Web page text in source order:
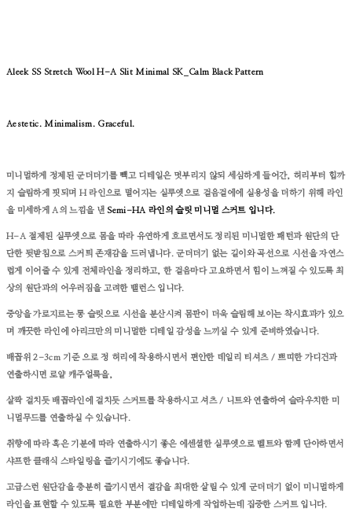
Aleek SS Stretch Wool H-A Slit Minimal SK_Calm Black Pattern
Aestetic. Minimalism. Graceful.
미니멀하게 정제된 군더더기를 빽고 디테일은 멋부리지 않되 세심하게 들어간, 허리부터 힙까
지 슬림하게 핏되며 H 라인으로 떨어지는 실루엣으로 걸음걸에에 실용성을 더하기 위해 라인
을 미세하게 A의 느낌을 낸 Semi-HA 라인의 슬릿 미니멀 스커트 입니다.
H-A 절제된 실루엣으로 몸을 따라 유연하게 흐르면서도 정리된 미니멀한 패턴과 원단의 단
단한 뒷받침으로 스커틔 존재감을 드러냅니다. 군더더기 없는 길이와 곡선으로 시선을 자연스
럽게 이어줄 수 있게 전체라인을 정리하고, 한 걸음마다 고요하면서 힘이 느껴질 수 있도록 최
상의 원단과의 어우러짐을 고려한 밸런스 입니다.
중앙을 가로지르는 롱 슬릿으로 시선을 분산시켜 몸판이 더욱 슬림해 보이는 착시효과가 있으
며 깨끗한 라인에 아리크만의 미니멀한 디테일 감성을 느끼실 수 있게 준비하였습니다.
배꼽위 2-3cm 기준 으로 정 허리에 착용하시면서 편안한 데일리 티셔츠 / 쁘띠한 가디건과
연출하시면 로얄 캐주얼룩을,
살짝 걸치듯 배꼽라인에 걸치듯 스커트를 착용하시고 셔츠 / 니트와 연출하여 슬라우치한 미
니멀무드를 연출하실 수 있습니다.
취향에 따라 혹은 기분에 따라 연출하시기 좋은 에센셜한 실루엣으로 벨트와 함께 단아하면서
샤프한 클래식 스타일링을 즐기시기에도 좋습니다.
고급스런 원단감을 충분히 즐기시면서 결감을 최대한 살릴 수 있게 군더더기 없이 미니멀하게
라인을 표현할 수 있도록 필요한 부분에만 디테일하게 작업하는데 집중한 스커트 입니다.